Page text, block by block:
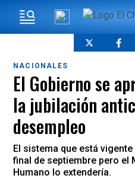
NACIONALES
El Gobierno se
la jubilación
desempleo
El sistema que está
final de septiembre pero el
Humano lo extendería.